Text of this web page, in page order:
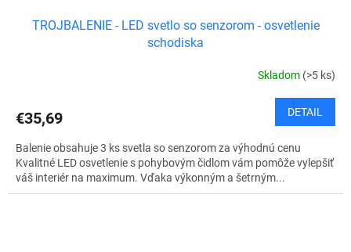
TROJBALENIE - LED svetlo so senzorom - osvetlenie
schodiska
Skladom (>5 ks)
€35,69 DETAIL
Balenie obsahuje 3 ks svetla so senzorom za výhodnú cenu
Kvalitné LED osvetlenie s pohybovým čidlom vám pomôže vylepšiť
váš interiér na maximum. Vďaka výkonným a šetrným...